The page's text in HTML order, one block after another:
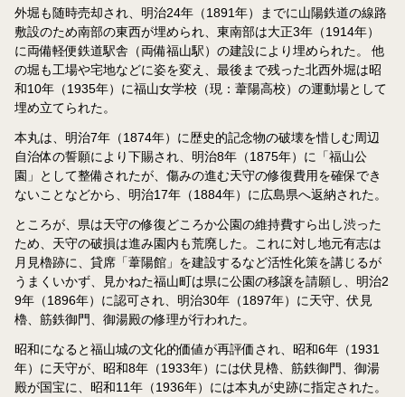
外堀も随時売却され、明治24年（1891年）までに山陽鉄道の線路
敷設のため南部の東西が埋められ、東南部は大正3年（1914年）
に両備軽便鉄道駅舎（両備福山駅）の建設により埋められた。 他
の堀も工場や宅地などに姿を変え、最後まで残った北西外堀は昭
和10年（1935年）に福山女学校（現：葦陽高校）の運動場として
埋め立てられた。
本丸は、明治7年（1874年）に歴史的記念物の破壊を惜しむ周辺
自治体の誓願により下賜され、明治8年（1875年）に「福山公
園」として整備されたが、傷みの進む天守の修復費用を確保でき
ないことなどから、明治17年（1884年）に広島県へ返納された。
ところが、県は天守の修復どころか公園の維持費すら出し渋った
ため、天守の破損は進み園内も荒廃した。これに対し地元有志は
月見櫓跡に、貸席「葦陽館」を建設するなど活性化策を講じるが
うまくいかず、見かねた福山町は県に公園の移譲を請願し、明治2
9年（1896年）に認可され、明治30年（1897年）に天守、伏見
櫓、筋鉄御門、御湯殿の修理が行われた。
昭和になると福山城の文化的価値が再評価され、昭和6年（1931
年）に天守が、昭和8年（1933年）には伏見櫓、筋鉄御門、御湯
殿が国宝に、昭和11年（1936年）には本丸が史跡に指定された。